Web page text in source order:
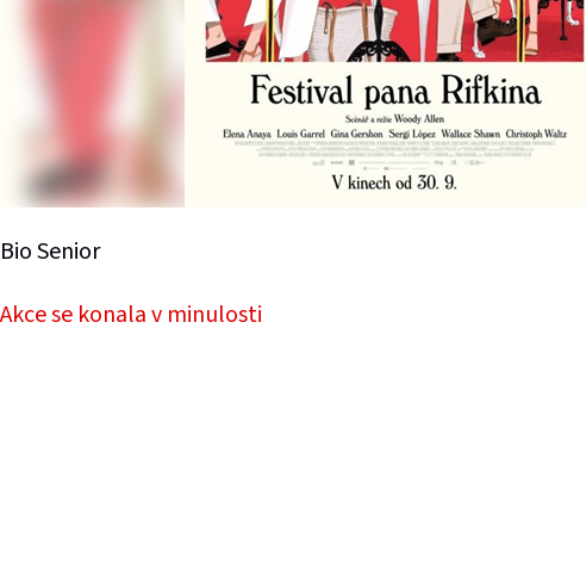
Bio Senior
Akce se konala v minulosti